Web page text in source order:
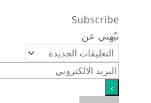
Subscribe
نبّهني عن